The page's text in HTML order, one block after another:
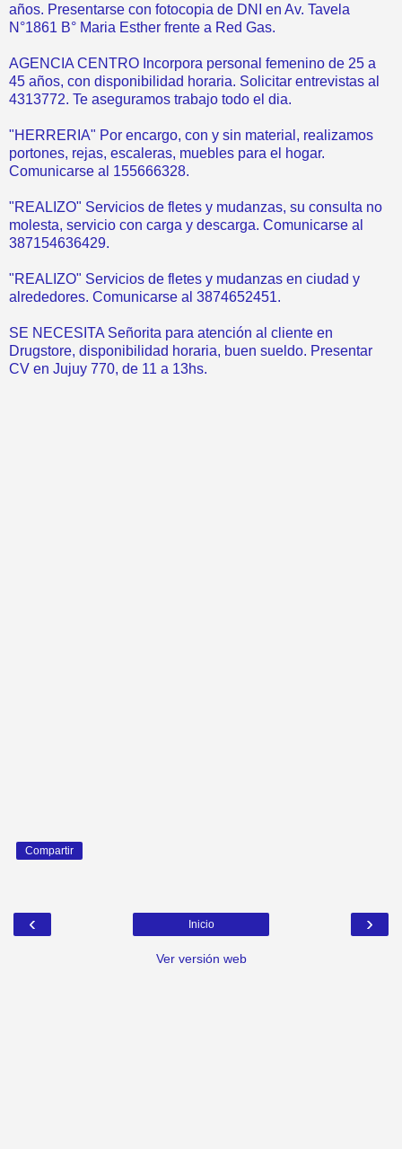
años. Presentarse con fotocopia de DNI en Av. Tavela
N°1861 B° Maria Esther frente a Red Gas.
AGENCIA CENTRO Incorpora personal femenino de 25 a
45 años, con disponibilidad horaria. Solicitar entrevistas al
4313772. Te aseguramos trabajo todo el dia.
"HERRERIA" Por encargo, con y sin material, realizamos
portones, rejas, escaleras, muebles para el hogar.
Comunicarse al 155666328.
"REALIZO" Servicios de fletes y mudanzas, su consulta no
molesta, servicio con carga y descarga. Comunicarse al
387154636429.
"REALIZO" Servicios de fletes y mudanzas en ciudad y
alrededores. Comunicarse al 3874652451.
SE NECESITA Señorita para atención al cliente en
Drugstore, disponibilidad horaria, buen sueldo. Presentar
CV en Jujuy 770, de 11 a 13hs.
Compartir
‹ ›
Inicio
Ver versión web